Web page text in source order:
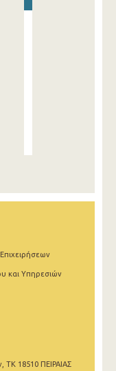
και Υπηρεσιών
ΤΚ 18510 ΠΕΙΡΑΙΑΣ